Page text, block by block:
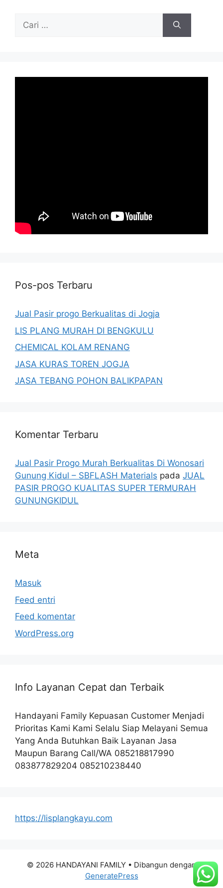
Cari
Pos-pos Terbaru
Jual Pasir progo Berkualitas di Jogja
LIS PLANG MURAH DI BENGKULU
CHEMICAL KOLAM RENANG
JASA KURAS TOREN JOGJA
JASA TEBANG POHON BALIKPAPAN
Komentar Terbaru
Jual Pasir Progo Murah Berkualitas Di Wonosari
Gunung Kidul – SBFLASH Materials pada JUAL
PASIR PROGO KUALITAS SUPER TERMURAH
GUNUNGKIDUL
Meta
Masuk
Feed entri
Feed komentar
WordPress.org
Info Layanan Cepat dan Terbaik
Handayani Family Kepuasan Customer Menjadi
Prioritas Kami Kami Selalu Siap Melayani Semua
Yang Anda Butuhkan Baik Layanan Jasa
Maupun Barang Call/WA 085218817990
083877829204 085210238440
https://lisplangkayu.com
© 2026 HANDAYANI FAMILY • Dibangun dengan
GeneratePress